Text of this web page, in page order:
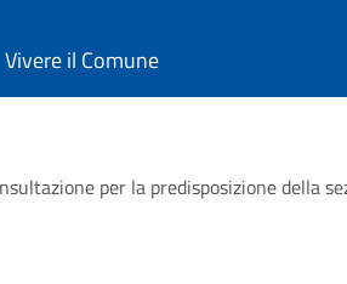
Vivere il Comune
per la predisposizione